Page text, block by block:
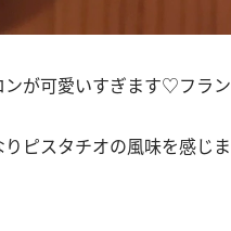
ンが可愛いすぎます♡フラン
ピスタチオの風味を感じま